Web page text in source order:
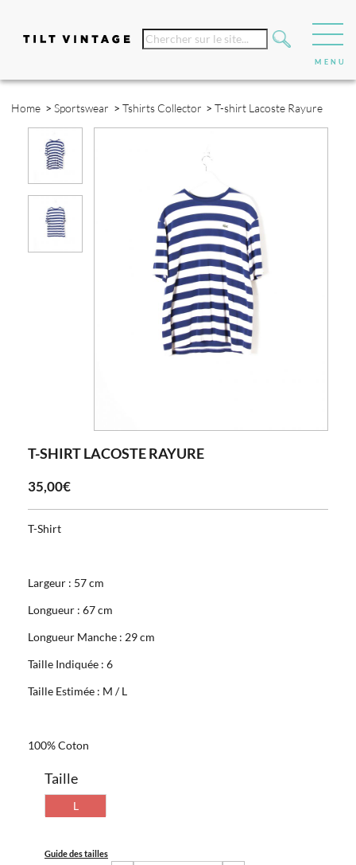
Home > Sportswear > Tshirts Collector >T-shirt Lacoste Rayure
T-SHIRT LACOSTE RAYURE
35,00€
T-Shirt
Largeur : 57 cm
Longueur : 67 cm
Longueur Manche : 29 cm
Taille Indiquée : 6
Taille Estimée : M / L
100% Coton
Taille
L
Guide des tailles